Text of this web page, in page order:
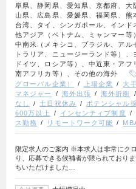
阜県、静岡県、愛知県、京都府、大
山県、広島県、愛媛県、福岡県、熊
台湾、タイ、シンガポール、イン
他アジア（ベトナム、ミャンマー等
中南米（メキシコ、ブラジル、アル
トラリア、ニュージーランド等）、
ドイツ、ロシア等）、中近東・アフ
南アフリカ等）、その他の海外
グローバル企業）
上場企業 大
マネジャー
海外出張 海外折衝
なし
土日祝休み ポテンシャル
600万以上
インセンティブ制度
ス勤務
リモートワーク可能
限定求人のご案内 ※本求人は非常にク
り、応募できる候補者が限られており
ちいただけました…